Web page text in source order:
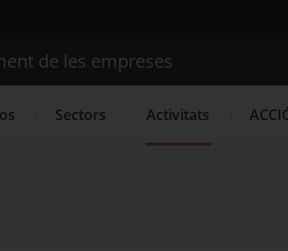
de les empreses
Sectors Activitats